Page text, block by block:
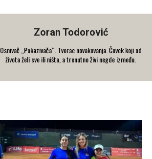
Zoran Todorović
Osnivač „Pokazivača“. Tvorac novakovanja. Čovek koji od
života želi sve ili ništa, a trenutno živi negde između.